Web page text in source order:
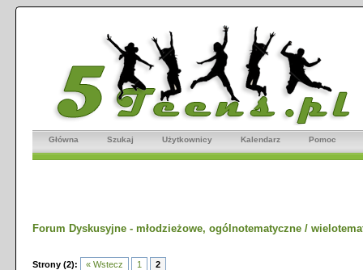
Główna Szukaj Użytkownicy Kalendarz Pomoc
Forum Dyskusyjne - młodzieżowe, ogólnotematyczne /
Strony (2): « Wstecz 1 2